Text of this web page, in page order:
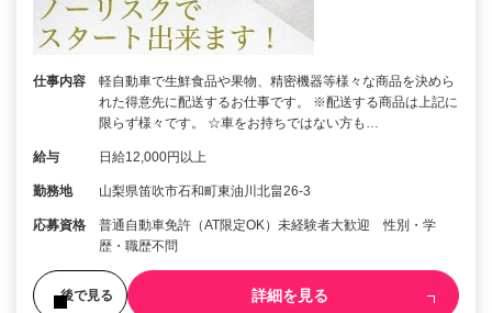
仕事内容
軽自動車で生鮮食品や果物、精密機器等様々な商品を決めら
れた得意先に配送するお仕事です。 ※配送する商品は上記に
限らず様々です。 ☆車をお持ちではない方も…
給与 日給12,000円以上
勤務地 山梨県笛吹市石和町東油川北畠26-3
応募資格
普通自動車免許（AT限定OK）未経験者大歓迎 性別・学
歴・職歴不問
後で見る 詳細を見る